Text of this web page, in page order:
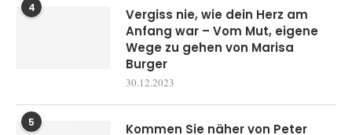
4
Vergiss nie, wie dein Herz am
Anfang war – Vom Mut, eigene
Wege zu gehen von Marisa
Burger
30.12.2023
5
Kommen Sie näher von Peter